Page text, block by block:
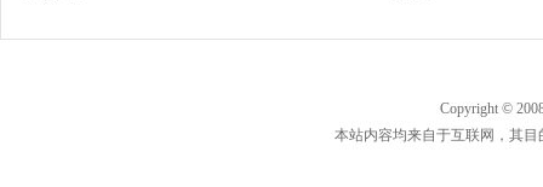
Copyright ©
本站内容均来自于互联网，其